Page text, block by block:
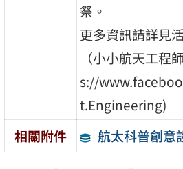
祭。
更多資訊請詳見
（小小航天工程
s://
t.Engineering)
相關附件
航太科普創意